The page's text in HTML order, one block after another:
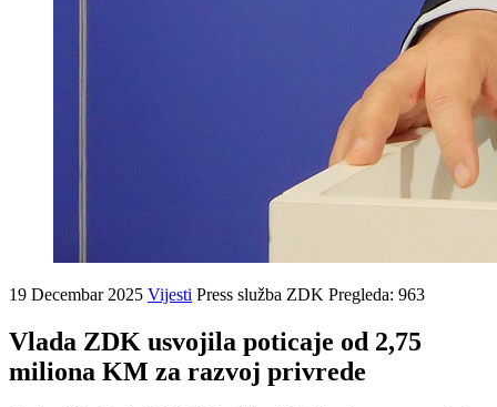
19 Decembar 2025 Vijesti Press služba ZDK Pregleda: 963
Vlada ZDK usvojila poticaje od 2,75
miliona KM za razvoj privrede